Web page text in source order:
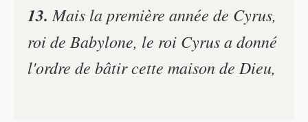
13. Mais la première année de Cyrus,
roi de Babylone, le roi Cyrus a donné
l'ordre de bâtir cette maison de Dieu,